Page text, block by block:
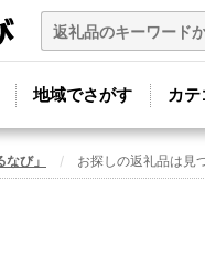
地域でさがす カ
び」 お探しの返礼品は見